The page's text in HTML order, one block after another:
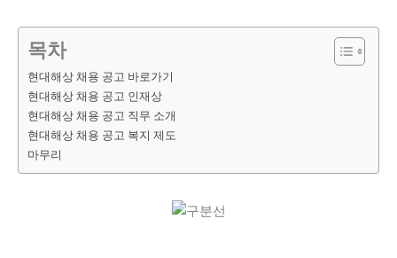
목차
현대해상 채용 공고 바로가기
현대해상 채용 공고 인재상
현대해상 채용 공고 직무 소개
현대해상 채용 공고 복지 제도
마무리